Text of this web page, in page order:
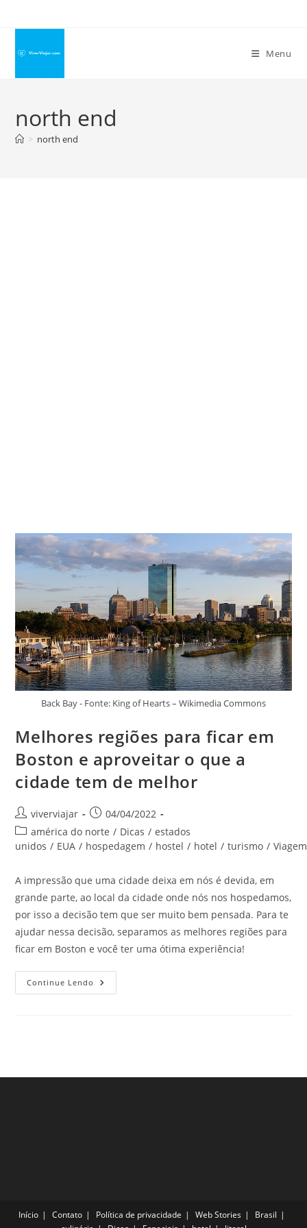
conteúdo
Menu
north end
> north end
Back Bay - Fonte: King of Hearts – Wikimedia Commons
Melhores regiões para ficar em
Boston e aproveitar o que a
cidade tem de melhor
Autor
do
post:
viverviajar
Post
publicado:
04/04/2022
Categoria
do
américa do norte / Dicas / estados
unidos / EUA / hospedagem / hostel / hotel / turismo / Viagem
A impressão que uma cidade deixa em nós é devida, em
grande parte, ao local da cidade onde nós nos hospedamos,
por isso a decisão tem que ser muito bem pensada. Para te
ajudar nessa decisão, separamos as melhores regiões para
ficar em Boston e você ter uma ótima experiência!
Continue Lendo Melhores
Regiões
A
Início Contato Política de privacidade Web Stories
Brasil